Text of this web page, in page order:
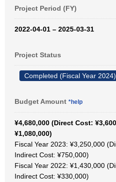
Project Period (FY)
2022-04-01 – 2025-03-31
Project Status
Completed (Fiscal Year 2024)
Budget Amount *help
¥4,680,000 (Direct Cost:
¥1,080,000)
Fiscal Year 2023: ¥3,250,000
Indirect Cost: ¥750,000)
Fiscal Year 2022: ¥1,430,000
Indirect Cost: ¥330,000)